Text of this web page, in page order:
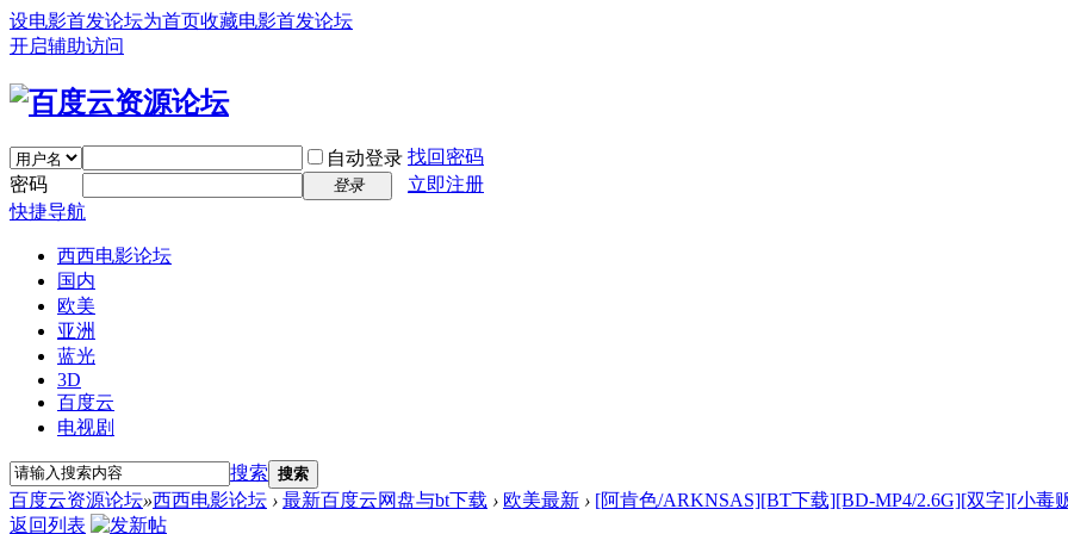
设电影首发论坛为首页收藏电影首发论坛
开启辅助访问
自动登录 找回密码
密码
登录
立即注册
快捷导航
西西电影论坛
国内
欧美
亚洲
蓝光
3D
百度云
电视剧
搜索 搜索
百度云资源论坛»西西电影论坛 › 最新百度云网盘与bt下载 › 欧美最新 › [阿肯色/ARKNSAS][BT下载][BD-MP4/2.6G][双字][小毒
返回列表